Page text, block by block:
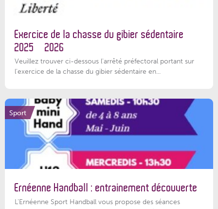
Exercice de la chasse du gibier sédentaire
2025 – 2026
Veuillez trouver ci-dessous l'arrêté préfectoral portant sur
l'exercice de la chasse du gibier sédentaire en...
Sport
Ernéenne Handball : entrainement découverte
L'Ernéenne Sport Handball vous propose des séances